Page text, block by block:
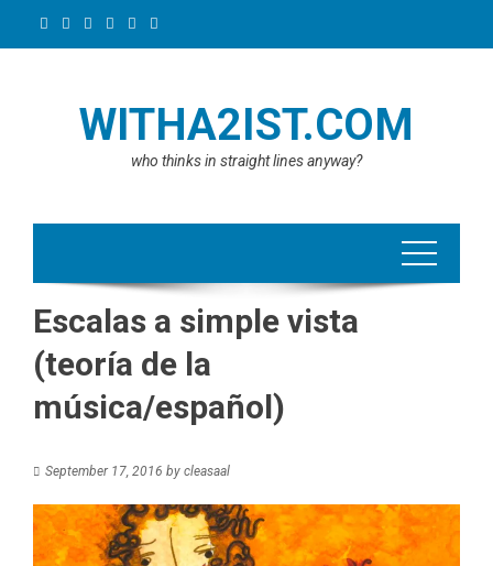
WITHA2IST.COM
who thinks in straight lines anyway?
Escalas a simple vista
(teoría de la
música/español)
September 17, 2016 by cleasaal